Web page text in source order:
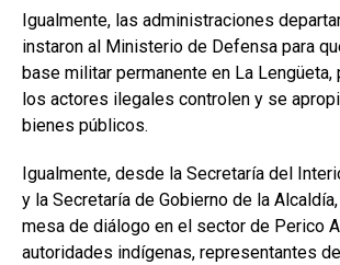
Igualmente, las administraciones
instaron al Ministerio de Defensa para
base militar permanente en La Lengüeta,
los actores ilegales controlen y se
bienes públicos.
Igualmente, desde la Secretaría del
y la Secretaría de Gobierno de la
mesa de diálogo en el sector de Perico
autoridades indígenas, representantes